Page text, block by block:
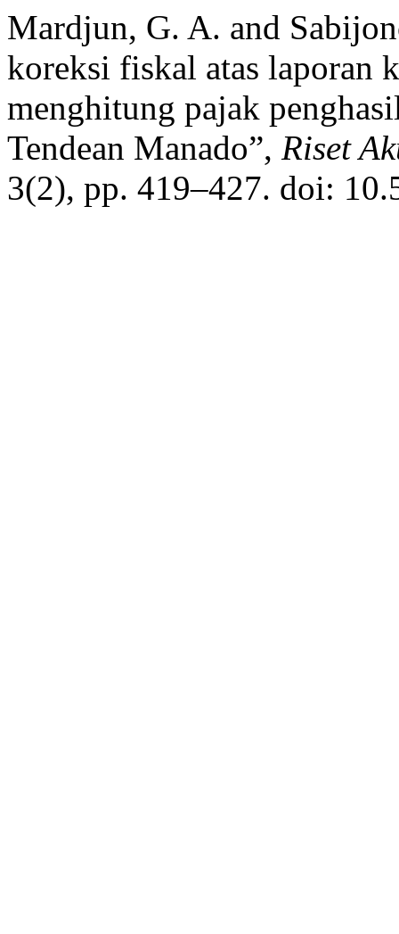
Mardjun, G. A. and
koreksi fiskal atas laporan
menghitung pajak
Tendean Manado”, Riset
3(2), pp. 419–427. doi: